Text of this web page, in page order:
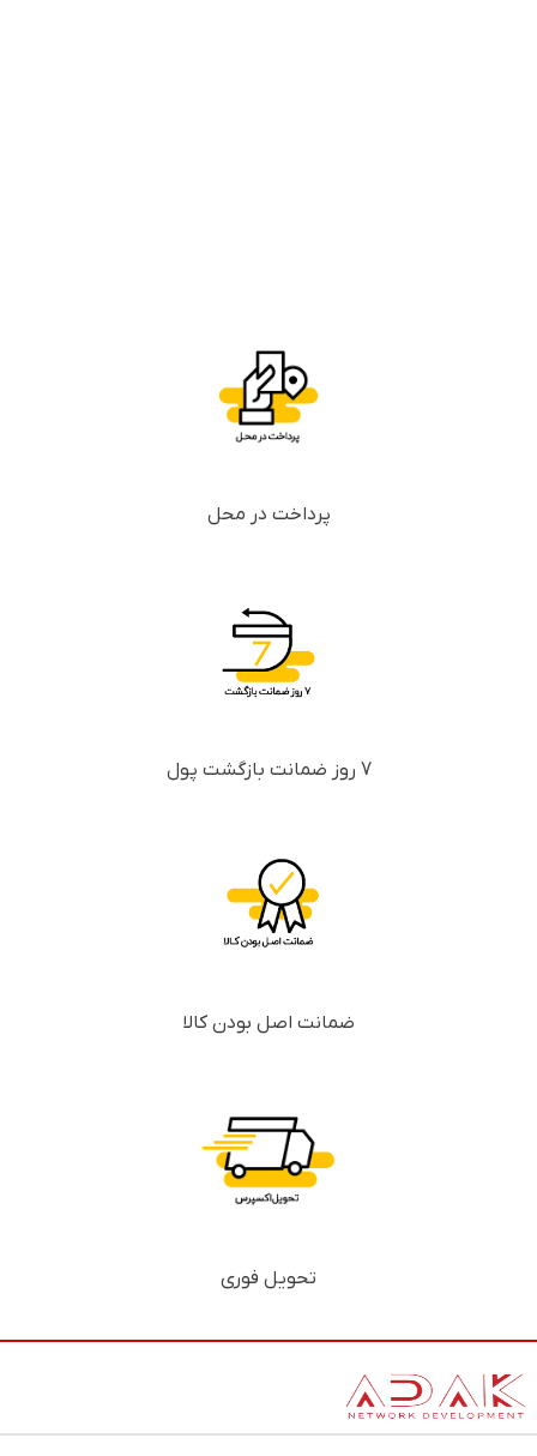
پرداخت در محل
7 روز ضمانت بازگشت پول
ضمانت اصل بودن کالا
تحویل فوری